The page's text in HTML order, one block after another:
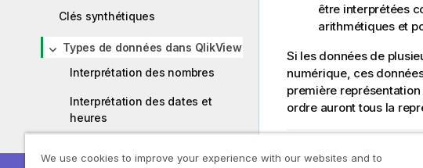
Clés synthétiques
Types de données dans QlikView
Interprétation des nombres
Interprétation des dates et
heures
Recommandations concernant les
être interprétées
arithmétiques et
Si les données de
numérique, ces
première représentation
ordre auront tous la
Rubrique précédente
Clés synthétiques
We use cookies to improve your experience with our websites and to